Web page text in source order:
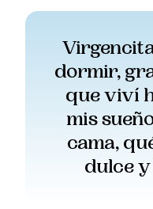
dormir,
que viví
mis
cama,
dulce